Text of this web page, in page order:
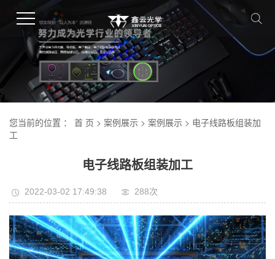
您当前的位置 ： 首 页 > 案例展示 > 案例展示 > 电子线路板组装加
工
电子线路板组装加工
2022-03-02 17:49:38 288次